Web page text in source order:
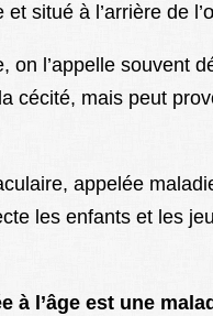
situé à l’arrière de
on l’appelle souvent
cécité, mais peut
appelée
les enfants et les
à l’âge est une